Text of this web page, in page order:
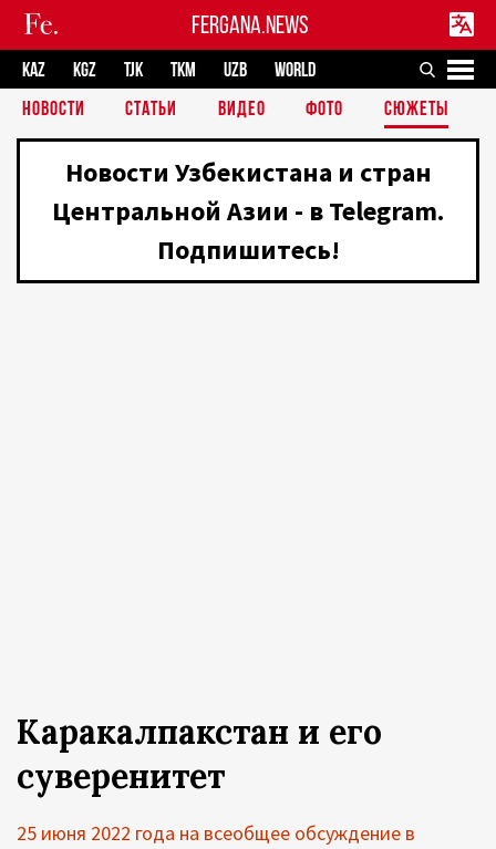
FERGANA.NEWS
KAZ KGZ TJK TKM UZB
WORLD
НОВОСТИ
СТАТЬИ ВИДЕО ФОТО СЮЖЕТЫ
Новости Узбекистана и стран
Центральной Азии - в Telegram.
Подпишитесь!
Каракалпакстан и его
суверенитет
25 июня 2022 года на всеобщее обсуждение в